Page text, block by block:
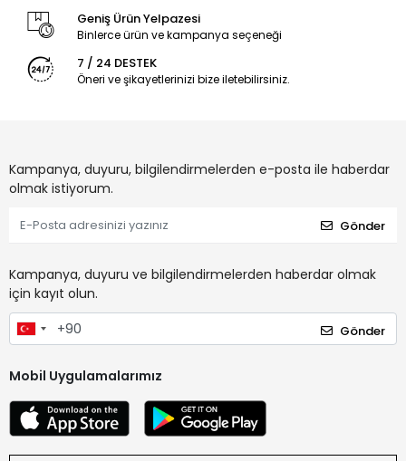
Geniş Ürün Yelpazesi
Binlerce ürün ve kampanya seçeneği
7 / 24 DESTEK
Öneri ve şikayetlerinizi bize iletebilirsiniz.
Kampanya, duyuru, bilgilendirmelerden e-posta ile haberdar
olmak istiyorum.
Gönder
Kampanya, duyuru ve bilgilendirmelerden haberdar olmak
için kayıt olun.
Gönder
Mobil Uygulamalarımız